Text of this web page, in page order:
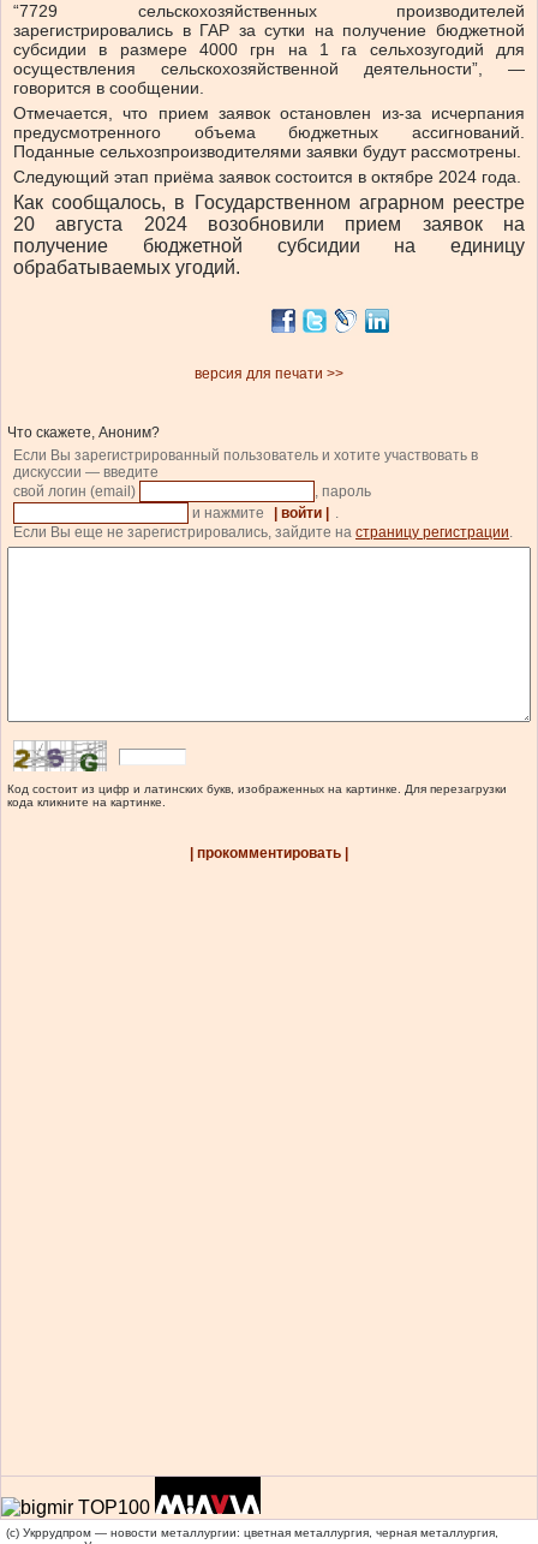
“7729 сельскохозяйственных производителей
зарегистрировались в ГАР за сутки на получение бюджетной
субсидии в размере 4000 грн на 1 га сельхозугодий для
осуществления сельскохозяйственной деятельности”, —
говорится в сообщении.
Отмечается, что прием заявок остановлен из-за исчерпания
предусмотренного объема бюджетных ассигнований.
Поданные сельхозпроизводителями заявки будут рассмотрены.
Следующий этап приёма заявок состоится в октябре 2024 года.
Как сообщалось, в Государственном аграрном реестре
20 августа 2024 возобновили прием заявок на
получение бюджетной субсидии на единицу
обрабатываемых угодий.
версия для печати >>
Что скажете, Аноним?
Если Вы зарегистрированный пользователь и хотите участвовать в
дискуссии — введите
свой логин (email)
, пароль
и нажмите
| войти |
.
Если Вы еще не зарегистрировались, зайдите на страницу регистрации.
Код состоит из цифр и латинских букв, изображенных на картинке. Для перезагрузки
кода кликните на картинке.
| прокомментировать |
(c) Укррудпром — новости металлургии: цветная металлургия, черная металлургия,